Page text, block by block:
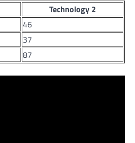
Technology 2
46
37
87